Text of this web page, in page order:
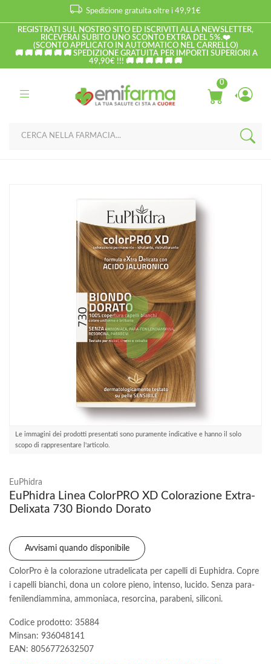
Spedizione gratuita oltre i 49,91€
REGISTRATI SUL NOSTRO SITO ED ISCRIVITI ALLA NEWSLETTER,
RICEVERAI SUBITO UNO SCONTO EXTRA DEL 5%.❤️
(SCONTO APPLICATO IN AUTOMATICO NEL CARRELLO)
🚚 🚚 🚚 🚚 🚚 🚚 SPEDIZIONE GRATUITA PER IMPORTI SUPERIORI A
49,90€ !!! 🚚 🚚 🚚 🚚 🚚 🚚
0
Biondo Dorato
Le immagini dei prodotti presentati sono puramente indicative e hanno il solo
scopo di rappresentare l'articolo.
EuPhidra
EuPhidra Linea ColorPRO XD Colorazione Extra-
Delixata 730 Biondo Dorato
Avvisami quando disponibile
ColorPro è la colorazione utradelicata per capelli di Euphidra. Copre
i capelli bianchi, dona un colore pieno, intenso, lucido. Senza para-
fenilendiammina, ammoniaca, resorcina, parabeni, siliconi.
Codice prodotto: 35884
Minsan: 936048141
EAN: 8056772632507